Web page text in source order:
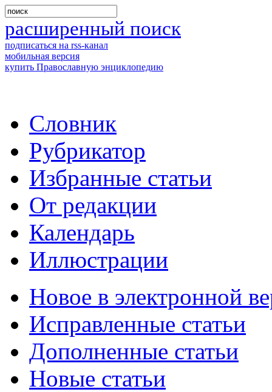
расширенный поиск
подписаться на rss-канал
мобильная версия
купить Православную энциклопедию
Словник
Рубрикатор
Избранные статьи
От редакции
Календарь
Иллюстрации
Новое в электронной
Исправленные статьи
Дополненные статьи
Новые статьи